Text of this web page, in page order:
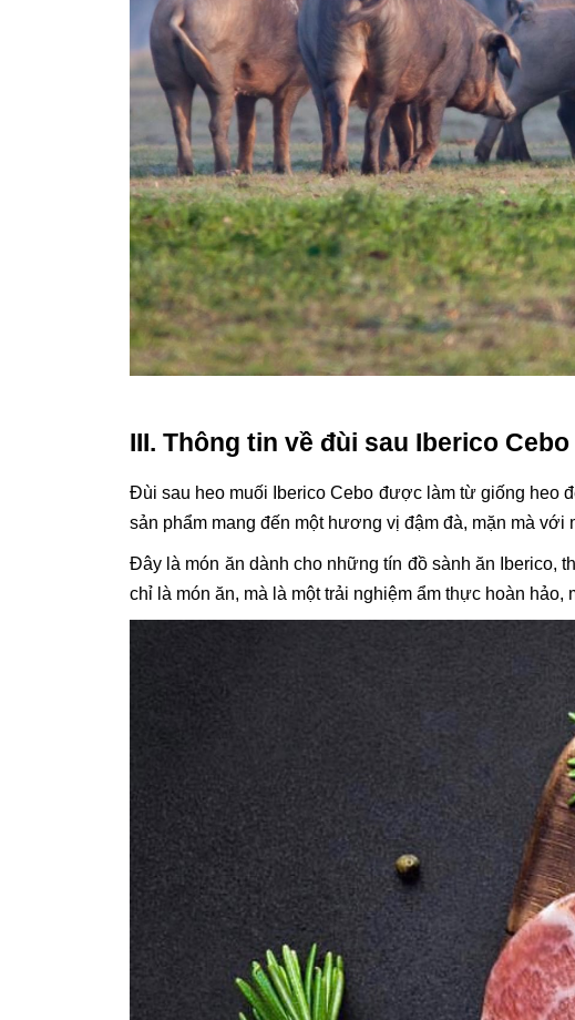
III. Thông tin về đùi sau Iberico
Đùi sau heo muối Iberico Cebo được làm từ giống heo
sản phẩm mang đến một hương vị đậm đà, mặn mà với
Đây là món ăn dành cho những tín đồ sành ăn Iberico,
chỉ là món ăn, mà là một trải nghiệm ẩm thực hoàn